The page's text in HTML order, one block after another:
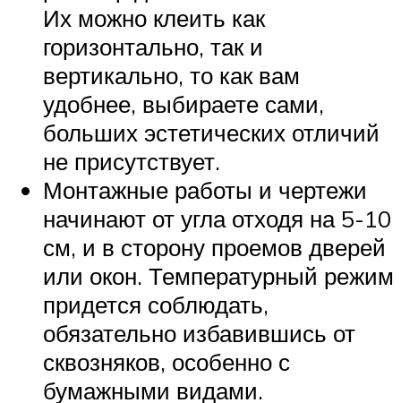
Их можно клеить как
горизонтально, так и
вертикально, то как вам
удобнее, выбираете сами,
больших эстетических отличий
не присутствует.
Монтажные работы и чертежи
начинают от угла отходя на 5-10
см, и в сторону проемов дверей
или окон. Температурный режим
придется соблюдать,
обязательно избавившись от
сквозняков, особенно с
бумажными видами.